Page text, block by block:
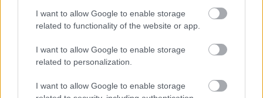
I want to allow Google to enable storage
related to functionality of the website or app.
I want to allow Google to enable storage
related to personalization.
I want to allow Google to enable storage
Egy röpke snitt erejéig akassai gyermekvasútáltal
üzemeltetett"Bzmot" (igazából 810+011+810
eddig, hogy ilyen van, hiszen az említett vasút
keskeny nyomtávú.